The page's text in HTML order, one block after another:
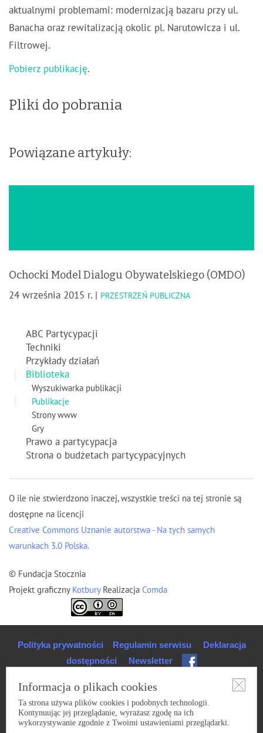
aktualnymi problemami: modernizacją bazaru przy ul.
Banacha oraz rewitalizacją okolic pl. Narutowicza i ul.
Filtrowej.
Pobierz publikację.
Pliki do pobrania
Powiązane artykuły:
Ochocki Model Dialogu Obywatelskiego (OMDO)
24 września 2015 r. | PRZESTRZEŃ PUBLICZNA
ABC Partycypacji
Techniki
Przykłady działań
Biblioteka
Wyszukiwarka publikacji
Publikacje
Strony www
Gry
Prawo a partycypacja
Strona o budżetach partycypacyjnych
O ile nie stwierdzono inaczej, wszystkie treści na tej stronie są
dostępne na licencji
Creative Commons Uznanie autorstwa - Na tych samych
warunkach 3.0 Polska.
© Fundacja Stocznia
Projekt graficzny Kotbury Realizacja Comda
Informacja o plikach cookies
Ta strona używa plików cookies i podobnych technologii.
Kontynuując jej przeglądanie, wyrażasz zgodę na ich
wykorzystywanie zgodnie z Twoimi ustawieniami przeglądarki.
Polityka prywatności Regulamin serwisu
Deklaracja
dostępności
Newsletter